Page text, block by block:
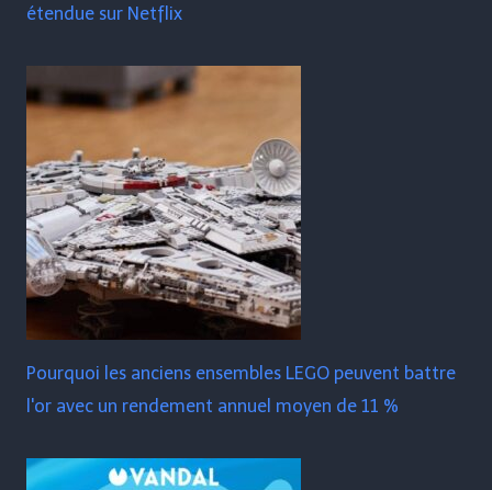
étendue sur Netflix
Pourquoi les anciens ensembles LEGO peuvent battre
l'or avec un rendement annuel moyen de 11 %